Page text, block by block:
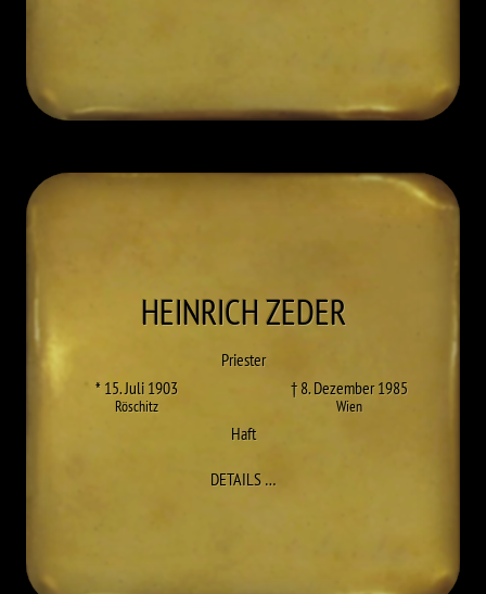
HEINRICHZEDER
Priester
* 15. Juli 1903
Röschitz
† 8. Dezember 1985
Wien
Haft
DETAILS…ZU HEINRICH ZEDER